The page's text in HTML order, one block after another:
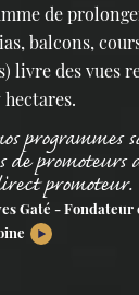
de
balcons,
livre des vues
programmes
de promoteurs
promoteur.
Gaté - Fondateur